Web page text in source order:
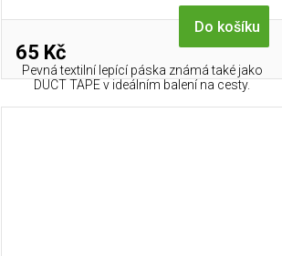
65 Kč
Do košíku
Pevná textilní lepící páska známá také jako
DUCT TAPE v ideálním balení na cesty.